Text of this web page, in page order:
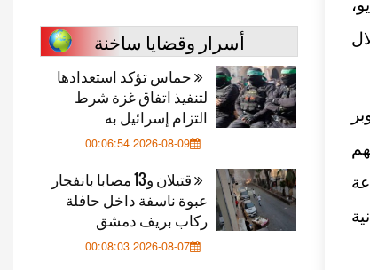
أسرار وقضايا ساخنة
حماس تؤكد استعدادها
لتنفيذ اتفاق غزة شرط
التزام إسرائيل به
2026-08-09 00:06:54
قتيلان و13 مصابا بانفجار
عبوة ناسفة داخل حافلة
ركاب بريف دمشق
2026-08-07 00:08:03
غزة منذ 7 أكتوبر